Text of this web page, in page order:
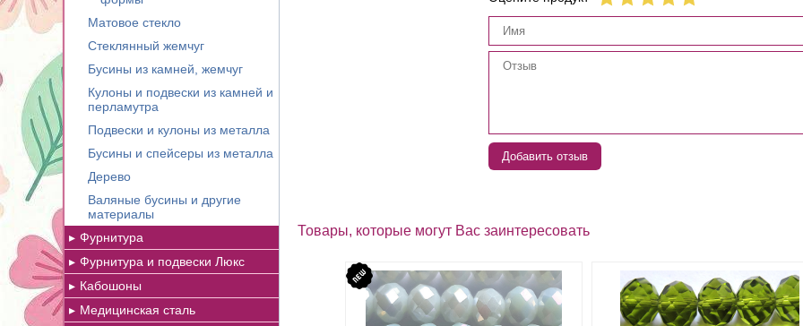
Матовое стекло
Стеклянный жемчуг
Бусины из камней, жемчуг
Кулоны и подвески из камней и
перламутра
Подвески и кулоны из металла
Бусины и спейсеры из металла
Дерево
Валяные бусины и другие
материалы
Фурнитура
Фурнитура и подвески Люкс
Кабошоны
Медицинская сталь
Добавить отзыв
Товары, которые могут Вас заинтересовать